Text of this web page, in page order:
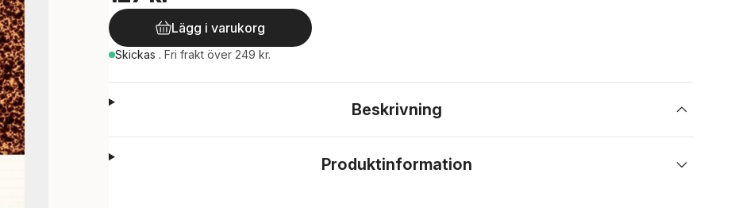
Lägg i varukorg
Skickas . Fri frakt över 249 kr.
Beskrivning
Produktinformation